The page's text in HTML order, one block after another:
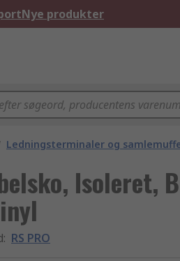
Nye produkter
Ledningsterminaler og
Isoleret,
: RS PRO